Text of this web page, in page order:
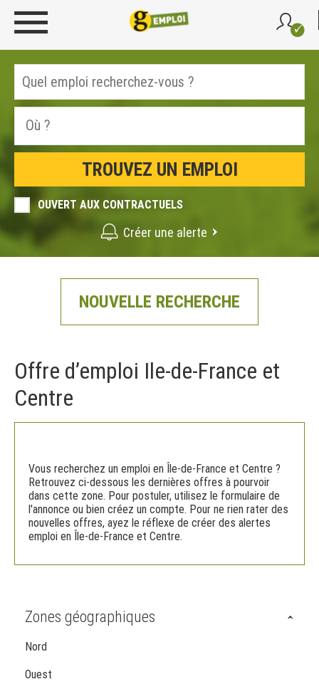
OUVERT AUX CONTRACTUELS
Créer une alerte
NOUVELLE RECHERCHE
Offre d’emploi Ile-de-France et
Centre
Vous recherchez un emploi en Île-de-France et Centre ?
Retrouvez ci-dessous les dernières offres à pourvoir
dans cette zone. Pour postuler, utilisez le formulaire de
l'annonce ou bien créez un compte. Pour ne rien rater des
nouvelles offres, ayez le réflexe de créer des alertes
emploi en Île-de-France et Centre.
Zones géographiques
Nord
Ouest